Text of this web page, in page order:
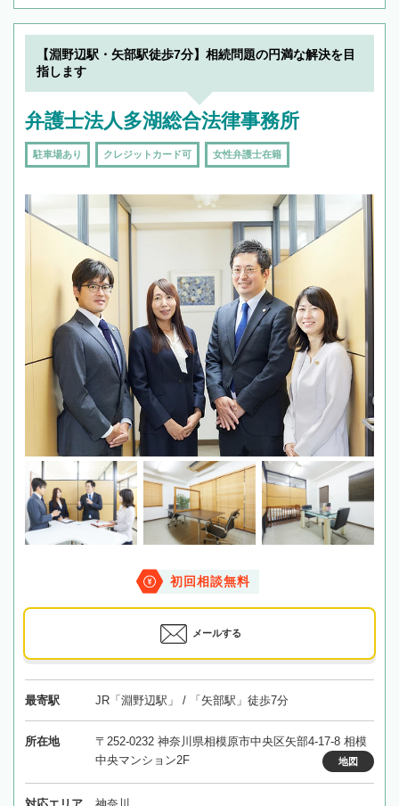
【淵野辺駅・矢部駅徒歩7分】相続問題の円満な解決を目
指します
弁護士法人多湖総合法律事務所
駐車場あり クレジットカード可 女性弁護士在籍
初回相談無料
メールする
最寄駅 JR「淵野辺駅」 / 「矢部駅」徒歩7分
所在地
〒252-0232 神奈川県相模原市中央区矢部4-17-8 相模
中央マンション2F
地図